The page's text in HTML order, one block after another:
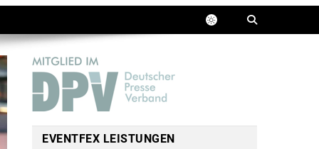
EVENTFEX LEISTUNGEN